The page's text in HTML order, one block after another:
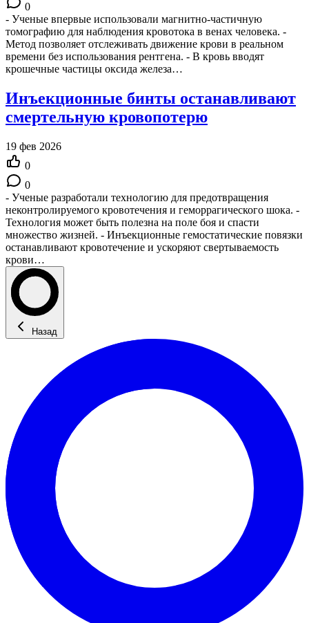
0
- Ученые впервые использовали магнитно-частичную
томографию для наблюдения кровотока в венах человека. -
Метод позволяет отслеживать движение крови в реальном
времени без использования рентгена. - В кровь вводят
крошечные частицы оксида железа…
Инъекционные бинты останавливают
смертельную кровопотерю
19 фев 2026
0
0
- Ученые разработали технологию для предотвращения
неконтролируемого кровотечения и геморрагического шока. -
Технология может быть полезна на поле боя и спасти
множество жизней. - Инъекционные гемостатические повязки
останавливают кровотечение и ускоряют свертываемость
крови…
Назад